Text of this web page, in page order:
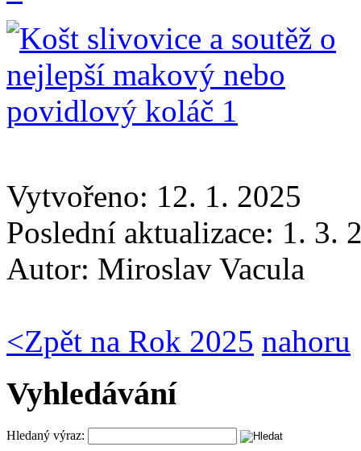
Vytvořeno: 12. 1. 2025
Poslední aktualizace: 1. 3.
Autor: Miroslav Vacula
<Zpět na Rok 2025 nahoru
Vyhledávání
Hledaný výraz: